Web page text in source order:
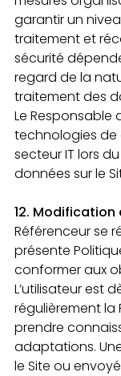
garantir un
traitement et
sécurité
regard de la
traitement des
Le Responsable
technologies
secteur IT lors
données sur le
12.
Référenceur se
présente
conformer aux
L’utilisateur est
régulièrement
prendre
adaptations.
le Site ou